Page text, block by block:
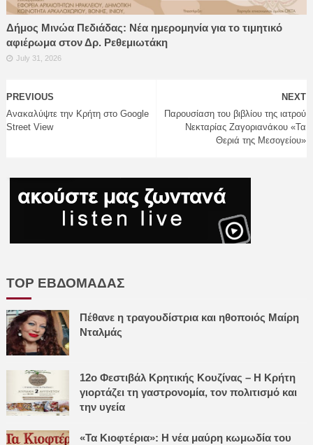
Δήμος Μινώα Πεδιάδας: Νέα ημερομηνία για το τιμητικό
αφιέρωμα στον Δρ. Ρεθεμιωτάκη
July 31, 2026
NEXT
Παρουσίαση του βιβλίου της ιατρού
Νεκταρίας Ζαγοριανάκου «Τα
Θεριά της Μεσογείου»
PREVIOUS
Ανακαλύψτε την Κρήτη στο Google
Street View
TOP ΕΒΔΟΜΑΔΑΣ
Πέθανε η τραγουδίστρια και ηθοποιός Μαίρη
Νταλμάς
12ο Φεστιβάλ Κρητικής Κουζίνας – Η Κρήτη
γιορτάζει τη γαστρονομία, τον πολιτισμό και
την υγεία
«Τα Κιοφτέρια»: Η νέα μαύρη κωμωδία του